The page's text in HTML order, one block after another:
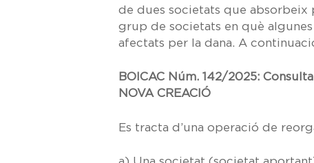
de dues societats que absorbeix
grup de societats en què
afectats per la dana. A
BOICAC Núm. 142/2025: Consulta
NOVA CREACIÓ
Es tracta d’una operació de